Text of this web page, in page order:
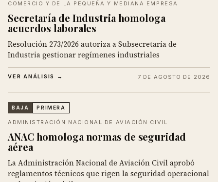
COMERCIO Y DE LA PEQUEÑA Y MEDIANA EMPRESA
Secretaría de Industria homologa
acuerdos laborales
Resolución 273/2026 autoriza a Subsecretaría de
Industria gestionar regímenes industriales
VER ANÁLISIS → 7 DE AGOSTO DE 2026
BAJA PRIMERA
ADMINISTRACIÓN NACIONAL DE AVIACIÓN CIVIL
ANAC homologa normas de seguridad
aérea
La Administración Nacional de Aviación Civil aprobó
reglamentos técnicos que rigen la seguridad operacional